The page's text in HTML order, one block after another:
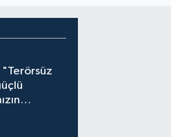
"Terörsüz